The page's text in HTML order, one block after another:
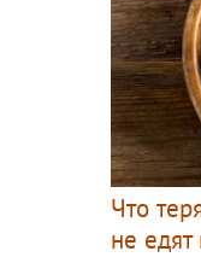
Что
не